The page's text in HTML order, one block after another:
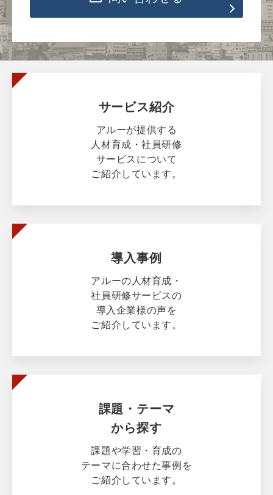
サービス紹介
アルーが提供する
人材育成・社員研修
サービスについて
ご紹介しています。
導入事例
アルーの人材育成・
社員研修サービスの
導入企業様の声を
ご紹介しています。
課題・テーマ
から探す
課題や学習・育成の
テーマに合わせた事例を
ご紹介しています。